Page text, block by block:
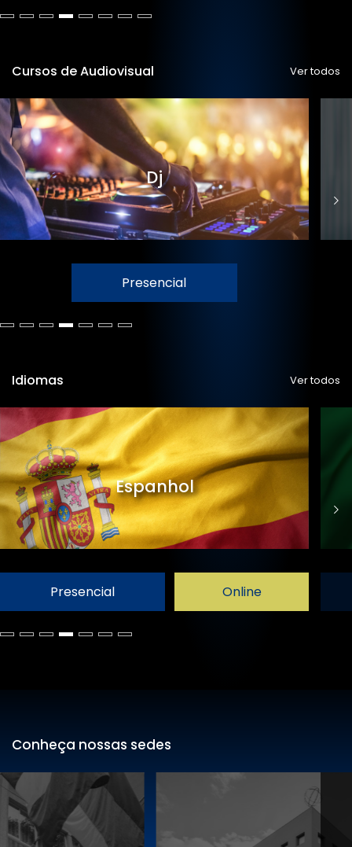
Cursos de Audiovisual Ver todos
Dj
Presencial
Idiomas Ver todos
Espanhol
Presencial Online
Conheça nossas sedes